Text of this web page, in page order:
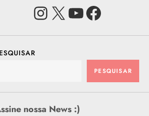
PESQUISAR
nossa News :)